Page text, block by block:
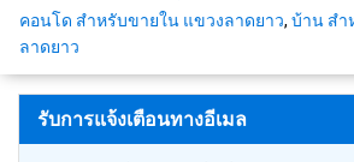
คอนโด สำหรับขายใน แขวงลาดยาว, บ้าน สำ
ลาดยาว
รับการแจ้งเตือนทางอีเมล